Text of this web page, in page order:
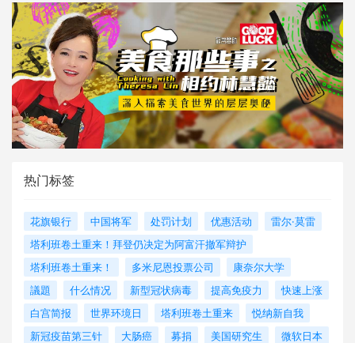
热门标签
花旗银行 中国将军 处罚计划 优惠活动
雷尔·莫雷
塔利班卷土重来！拜登仍决定为阿富汗撤军辩护
塔利班卷土重来！
多米尼恩投票公司
康奈尔大学
議題
什么情况 新型冠状病毒 提高免疫力
快速上涨
白宫简报
世界环境日 塔利班卷土重来
悦纳新自我
新冠疫苗第三针
大肠癌 募捐 美国研究生
微软日本